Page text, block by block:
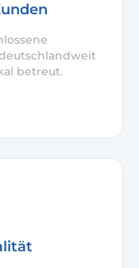
betreut.